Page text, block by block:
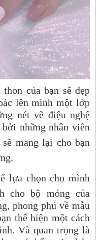
của bạn sẽ đẹp
lên mình một lớp
nét vẽ điệu nghệ
những nhân viên
sẽ mang lại cho bạn
lựa chọn cho mình
cho bộ móng của
phong phú về mẫu
thể hiện một cách
Và quan trọng là